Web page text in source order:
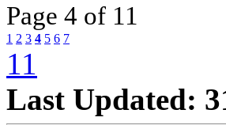
Page 4 of 11
1 2 3 4 5 6 7
11
Last Updated: